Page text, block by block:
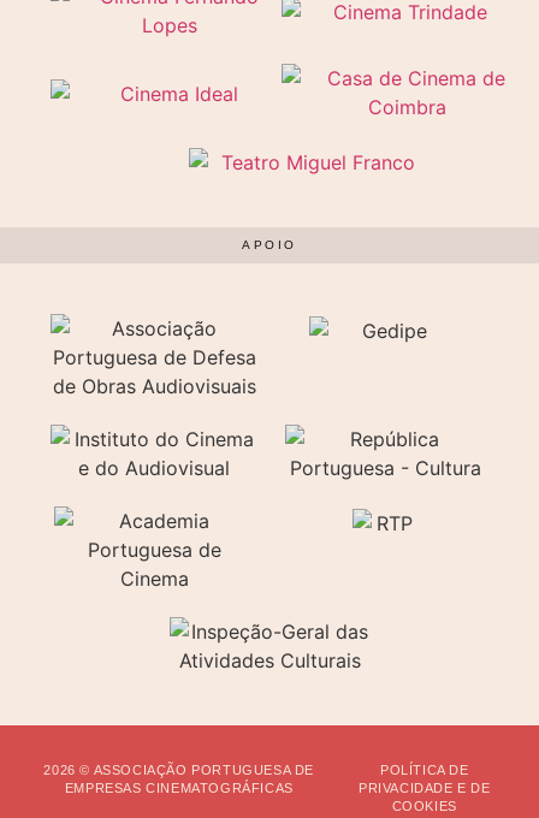
APOIO
2026 © ASSOCIAÇÃO PORTUGUESA DE
EMPRESAS CINEMATOGRÁFICAS
POLÍTICA DE
PRIVACIDADE E DE
COOKIES